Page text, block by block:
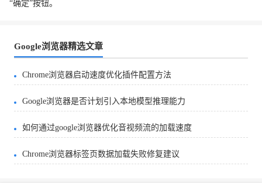
“确定”按钮。
Google浏览器精选文章
Chrome浏览器启动速度优化插件配置方法
Google浏览器是否计划引入本地模型推理能力
如何通过google浏览器优化音视频流的加载速度
Chrome浏览器标签页数据加载失败修复建议